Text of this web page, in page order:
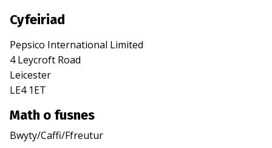
Cyfeiriad
Pepsico International Limited
4 Leycroft Road
Leicester
LE4 1ET
Math o fusnes
Bwyty/Caffi/Ffreutur